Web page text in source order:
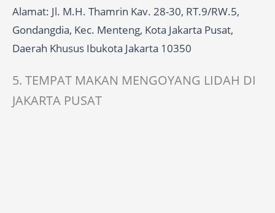
Alamat: Jl. M.H. Thamrin Kav. 28-30, RT.9/RW.5,
Gondangdia, Kec. Menteng, Kota Jakarta Pusat,
Daerah Khusus Ibukota Jakarta 10350
5. TEMPAT MAKAN MENGOYANG LIDAH DI
JAKARTA PUSAT